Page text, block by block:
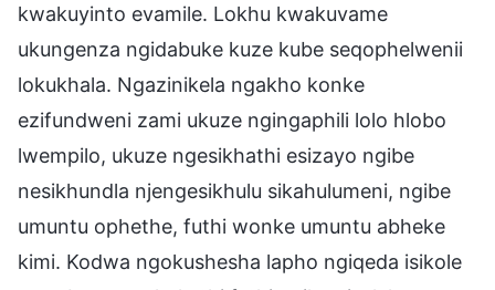
kwakuyinto evamile. Lokhu kwakuvame
ukungenza ngidabuke kuze kube seqophelwenii
lokukhala. Ngazinikela ngakho konke
ezifundweni zami ukuze ngingaphili lolo hlobo
lwempilo, ukuze ngesikhathi esizayo ngibe
nesikhundla njengesikhulu sikahulumeni, ngibe
umuntu ophethe, futhi wonke umuntu abheke
kimi. Kodwa ngokushesha lapho ngiqeda isikole